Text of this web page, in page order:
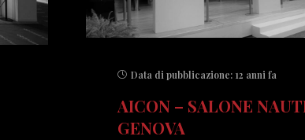
Data di pubblicazione: 12 anni fa
AICON – SALONE
GENOVA